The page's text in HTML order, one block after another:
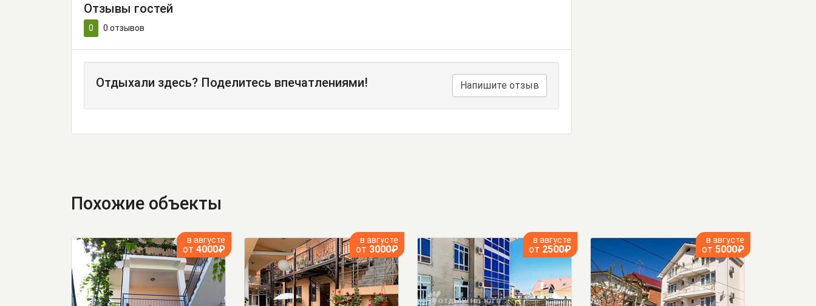
Отзывы гостей
0 0 отзывов
Отдыхали здесь? Поделитесь впечатлениями! Напишите отзыв
Похожие объекты
в августе
от 4000₽
в августе
от 3000₽
в августе
от 2500₽
в августе
от 5000₽